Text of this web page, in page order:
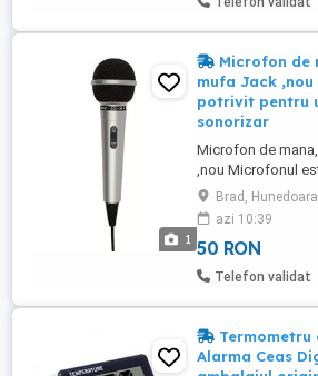
1
Microfon de
mufa Jack
potrivit pentru
sonorizar
Microfon de
,nou Microfonul
general de
polar cardioid.
materialului ABS
confectionat
buton de pornire/
Brad, Hunedoara
azi 10:39
50 RON
Telefon validat
Termometru
Alarma Ceas